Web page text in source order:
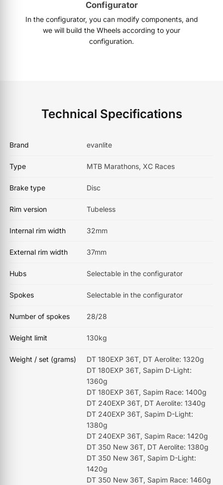
Configurator
In the configurator, you can modify components, and
we will build the Wheels according to your
configuration.
Technical Specifications
Brand evanlite
Type MTB Marathons, XC Races
Brake type Disc
Rim version Tubeless
Internal rim width 32mm
External rim width 37mm
Hubs Selectable in the configurator
Spokes Selectable in the configurator
Number of spokes 28/28
Weight limit 130kg
Weight / set (grams)
DT 180EXP 36T, DT Aerolite: 1320g
DT 180EXP 36T, Sapim D-Light:
1360g
DT 180EXP 36T, Sapim Race: 1400g
DT 240EXP 36T, DT Aerolite: 1340g
DT 240EXP 36T, Sapim D-Light:
1380g
DT 240EXP 36T, Sapim Race: 1420g
DT 350 New 36T, DT Aerolite: 1380g
DT 350 New 36T, Sapim D-Light:
1420g
DT 350 New 36T, Sapim Race: 1460g